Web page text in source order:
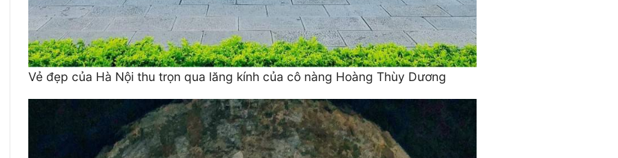
Vẻ đẹp của Hà Nội thu trọn qua lăng kính của cô nàng Hoàng Thùy Dương